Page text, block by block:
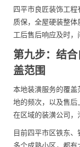
四平市良匠装饰工
质保，全屋硬装整
工后售后响应及时，
第九步：结
盖范围
本地装潢服务的覆
地的频次，以及售
在区域的装潢公司，
目前四平市区铁东